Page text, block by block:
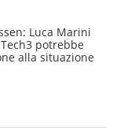
Luca Marini
potrebbe
alla situazione